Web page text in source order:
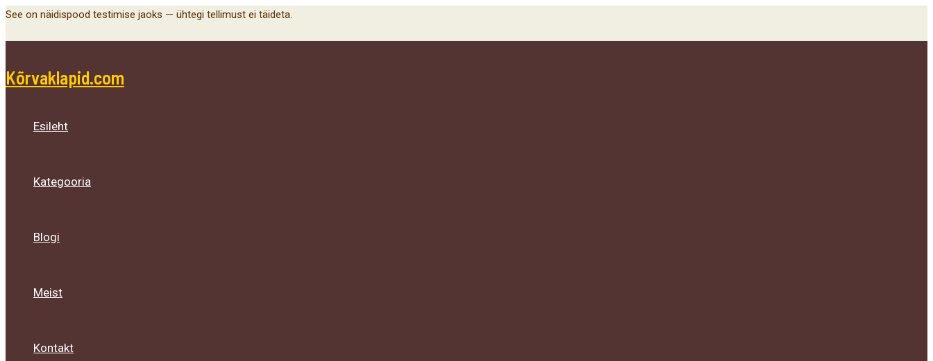
Skip
See on näidispood testimise jaoks — ühtegi tellimust ei täideta.
Kõrvaklapid.com
Esileht
Kategooria
Blogi
Meist
Kontakt
Menu
Toggle
Menu
Toggle
Menu
Toggle